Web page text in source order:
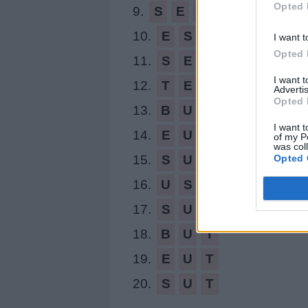
Opted
I want
Opted
I want
Opted
I want
of my
was
Opted
9.
S E
10.
E S
11.
S E
12.
T E
13.
B U
14.
E U
15.
S U
16.
U S
17.
S U
18.
B U
T
19.
E U
T
20.
S U T